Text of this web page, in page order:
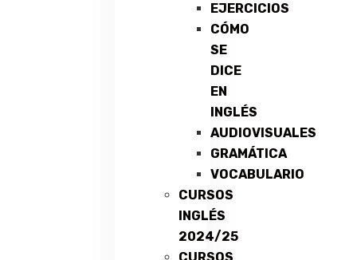
EJERCICIOS
CÓMO
SE
DICE
EN
INGLÉS
AUDIOVISUALES
GRAMÁTICA
VOCABULARIO
CURSOS
INGLÉS
2024/25